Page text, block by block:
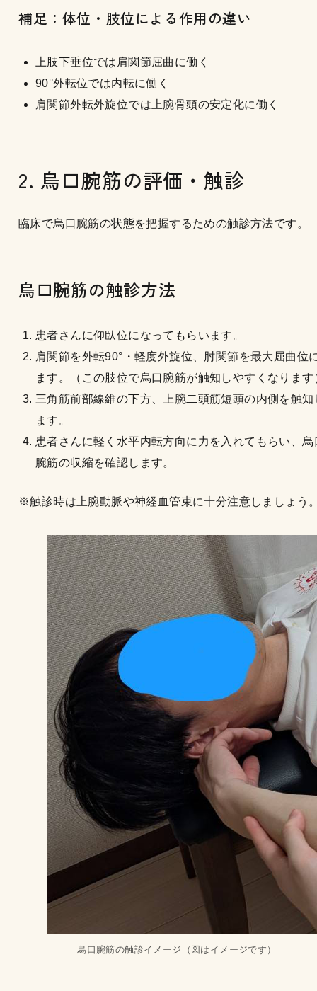
補足：体位・肢位による作用の違い
上肢下垂位では肩関節屈曲に働く
90°外転位では内転に働く
肩関節外転外旋位では上腕骨頭の安定化に働く
2. 烏口腕筋の評価・触診
臨床で烏口腕筋の状態を把握するための触診方法です。
烏口腕筋の触診方法
患者さんに仰臥位になってもらいます。
肩関節を外転90°・軽度外旋位、肘関節を最大屈曲位
ます。（この肢位で烏口腕筋が触知しやすくなります
三角筋前部線維の下方、上腕二頭筋短頭の内側を触知
ます。
患者さんに軽く水平内転方向に力を入れてもらい、烏
腕筋の収縮を確認します。
※触診時は上腕動脈や神経血管束に十分注意しましょう
烏口腕筋の触診イメージ（図はイメージです）